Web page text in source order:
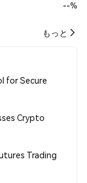
--%
もっと
for Secure
Crypto
Trading